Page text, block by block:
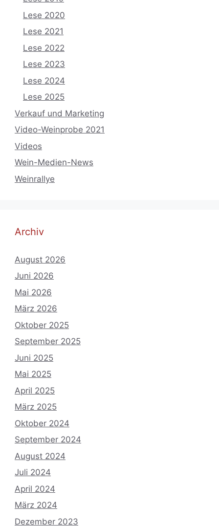
Lese 2020
Lese 2021
Lese 2022
Lese 2023
Lese 2024
Lese 2025
Verkauf und Marketing
Video-Weinprobe 2021
Videos
Wein-Medien-News
Weinrallye
Archiv
August 2026
Juni 2026
Mai 2026
März 2026
Oktober 2025
September 2025
Juni 2025
Mai 2025
April 2025
März 2025
Oktober 2024
September 2024
August 2024
Juli 2024
April 2024
März 2024
Dezember 2023